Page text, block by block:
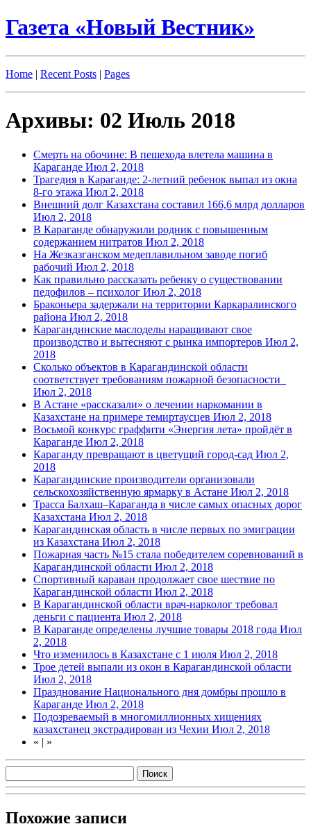
Газета «Новый Вестник»
Home | Recent Posts | Pages
Архивы: 02 Июль 2018
Смерть на обочине: В пешехода влетела машина в
Караганде Июл 2, 2018
Трагедия в Караганде: 2-летний ребенок выпал из окна
8-го этажа Июл 2, 2018
Внешний долг Казахстана составил 166,6 млрд долларов
Июл 2, 2018
В Караганде обнаружили родник с повышенным
содержанием нитратов Июл 2, 2018
На Жезказганском медеплавильном заводе погиб
рабочий Июл 2, 2018
Как правильно рассказать ребенку о существовании
педофилов – психолог Июл 2, 2018
Браконьера задержали на территории Каркаралинского
района Июл 2, 2018
Карагандинские маслоделы наращивают свое
производство и вытесняют с рынка импортеров Июл 2,
2018
Сколько объектов в Карагандинской области
соответствует требованиям пожарной безопасности
Июл 2, 2018
В Астане «рассказали» о лечении наркомании в
Казахстане на примере темиртаусцев Июл 2, 2018
Восьмой конкурс граффити «Энергия лета» пройдёт в
Караганде Июл 2, 2018
Караганду превращают в цветущий город-сад Июл 2,
2018
Карагандинские производители организовали
сельскохозяйственную ярмарку в Астане Июл 2, 2018
Трасса Балхаш–Караганда в числе самых опасных дорог
Казахстана Июл 2, 2018
Карагандинская область в числе первых по эмиграции
из Казахстана Июл 2, 2018
Пожарная часть №15 стала победителем соревнований в
Карагандинской области Июл 2, 2018
Спортивный караван продолжает свое шествие по
Карагандинской области Июл 2, 2018
В Карагандинской области врач-нарколог требовал
деньги с пациента Июл 2, 2018
В Караганде определены лучшие товары 2018 года Июл
2, 2018
Что изменилось в Казахстане с 1 июля Июл 2, 2018
Трое детей выпали из окон в Карагандинской области
Июл 2, 2018
Празднование Национального дня домбры прошло в
Караганде Июл 2, 2018
Подозреваемый в многомиллионных хищениях
казахстанец экстрадирован из Чехии Июл 2, 2018
« | »
Похожие записи